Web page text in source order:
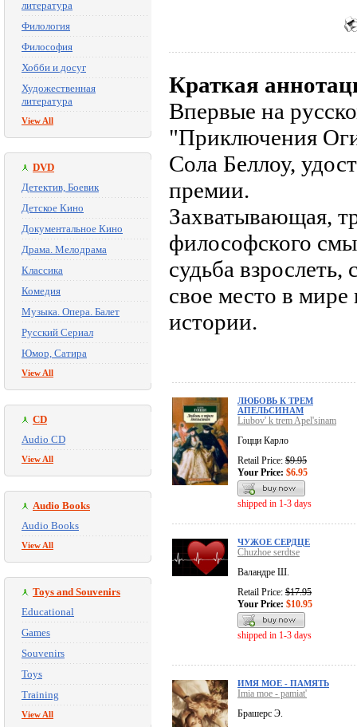
литература
Филология
Философия
Хобби и досуг
Художественная
литература
View All
DVD
Детектив, Боевик
Детское Кино
Документальное Кино
Драма. Мелодрама
Классика
Комедия
Музыка. Опера. Балет
Русский Сериал
Юмор, Сатира
View All
CD
Audio CD
View All
Audio Books
Audio Books
View All
Toys and Souvenirs
Educational
Games
Souvenirs
Toys
Training
View All
Краткая
Впервые на
"Приключения
Сола Беллоу,
премии.
Захватывающая,
философского
судьба
свое место в
истории.
ЛЮБОВЬ К ТРЕМ
АПЕЛЬСИНАМ
Liubov' k trem Apel'sinam
Гоцци Карло
Retail Price: $9.95
Your Price: $6.95
shipped in 1-3 days
ЧУЖОЕ СЕРДЦЕ
Chuzhoe serdtse
Валандре Ш.
Retail Price: $17.95
Your Price: $10.95
shipped in 1-3 days
ИМЯ МОЕ - ПАМЯТЬ
Imia moe - pamiat'
Брашерс Э.